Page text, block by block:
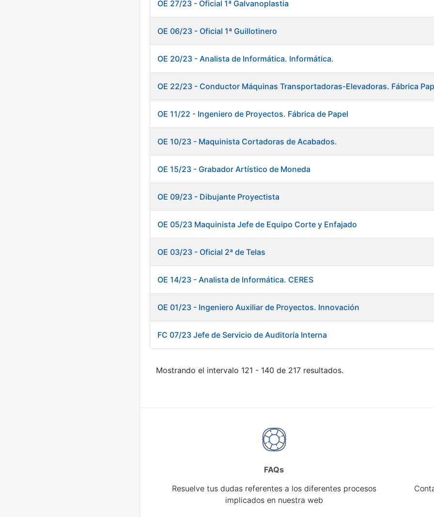
OE 27/23 - Oficial 1ª Galvanoplastia
OE 06/23 - Oficial 1ª Guillotinero
OE 20/23 - Analista de Informática. Informática.
OE 22/23 - Conductor Máquinas Transportadoras-Elevadoras. Fábrica
OE 11/22 - Ingeniero de Proyectos. Fábrica de Papel
OE 10/23 - Maquinista Cortadoras de Acabados.
OE 15/23 - Grabador Artístico de Moneda
OE 09/23 - Dibujante Proyectista
OE 05/23 Maquinista Jefe de Equipo Corte y Enfajado
OE 03/23 - Oficial 2ª de Telas
OE 14/23 - Analista de Informática. CERES
OE 01/23 - Ingeniero Auxiliar de Proyectos. Innovación
FC 07/23 Jefe de Servicio de Auditoría Interna
Mostrando el intervalo 121 - 140 de 217 resultados.
FAQs
Resuelve tus dudas referentes a los diferentes procesos
implicados en nuestra web